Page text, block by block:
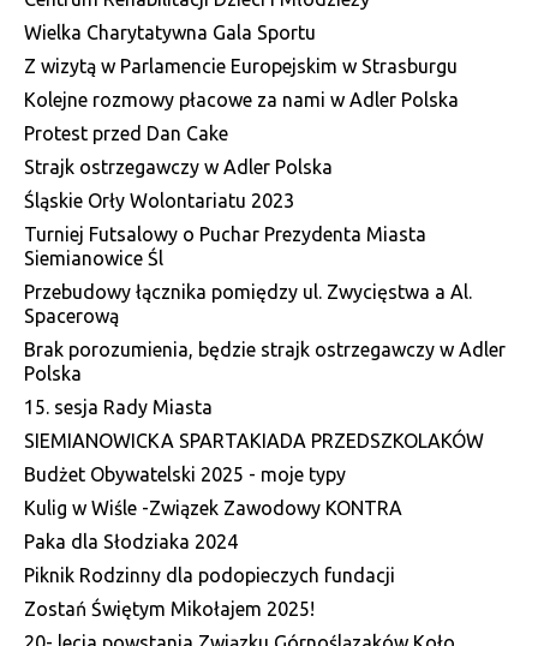
Wielka Charytatywna Gala Sportu
Z wizytą w Parlamencie Europejskim w Strasburgu
Kolejne rozmowy płacowe za nami w Adler Polska
Protest przed Dan Cake
Strajk ostrzegawczy w Adler Polska
Śląskie Orły Wolontariatu 2023
Turniej Futsalowy o Puchar Prezydenta Miasta
Siemianowice Śl
Przebudowy łącznika pomiędzy ul. Zwycięstwa a Al.
Spacerową
Brak porozumienia, będzie strajk ostrzegawczy w Adler
Polska
15. sesja Rady Miasta
SIEMIANOWICKA SPARTAKIADA PRZEDSZKOLAKÓW
Budżet Obywatelski 2025 - moje typy
Kulig w Wiśle -Związek Zawodowy KONTRA
Paka dla Słodziaka 2024
Piknik Rodzinny dla podopieczych fundacji
Zostań Świętym Mikołajem 2025!